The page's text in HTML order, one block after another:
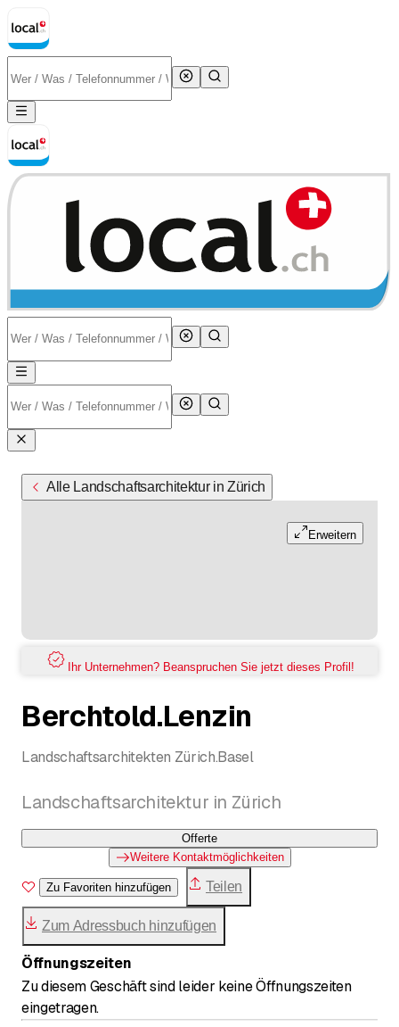
Alle Landschaftsarchitektur in Zürich
Erweitern
Ihr Unternehmen? Beanspruchen Sie jetzt dieses Profil!
Berchtold.Lenzin
Landschaftsarchitekten Zürich.Basel
Landschaftsarchitektur in Zürich
Offerte
Weitere Kontaktmöglichkeiten
Zu Favoriten hinzufügen Teilen
Zum Adressbuch hinzufügen
Öffnungszeiten
Zu diesem Geschäft sind leider keine Öffnungszeiten
eingetragen.